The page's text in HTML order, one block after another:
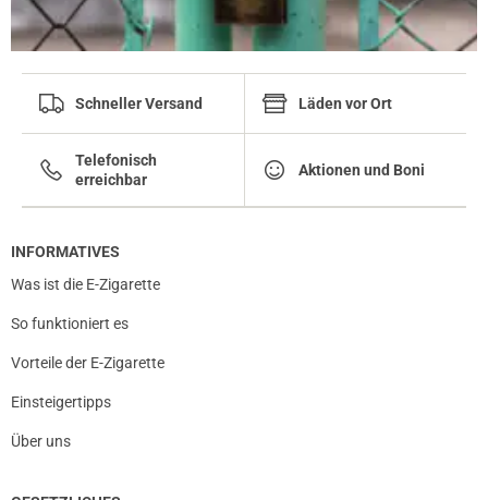
Schneller Versand Läden vor Ort
Telefonisch
erreichbar
Aktionen und Boni
INFORMATIVES
Was ist die E-Zigarette
So funktioniert es
Vorteile der E-Zigarette
Einsteigertipps
Über uns